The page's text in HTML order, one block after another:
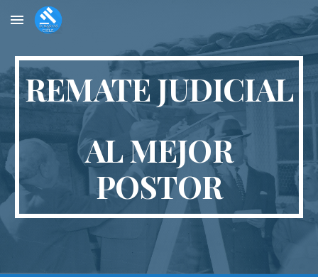
Skip to main content Skip to navigation
REMATE JUDICIAL
AL MEJOR
POSTOR